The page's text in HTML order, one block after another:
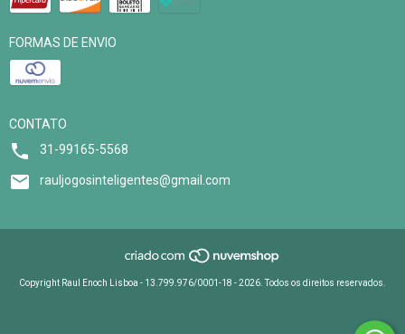
FORMAS DE ENVIO
CONTATO
31-99165-5568
rauljogosinteligentes@gmail.com
Copyright Raul Enoch Lisboa - 13.799.976/0001-18 - 2026. Todos os direitos reservados.